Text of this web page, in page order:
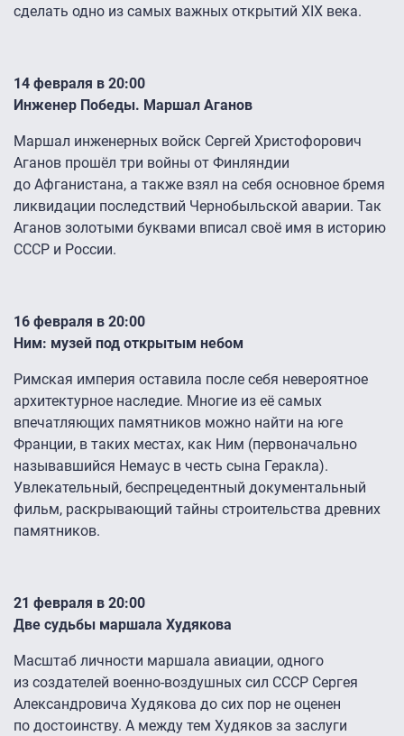
сделать одно из самых важных открытий XIX века.
14 февраля в 20:00
Инженер Победы. Маршал Аганов
Маршал инженерных войск Сергей Христофорович
Аганов прошёл три войны от Финляндии
до Афганистана, а также взял на себя основное бремя
ликвидации последствий Чернобыльской аварии. Так
Аганов золотыми буквами вписал своё имя в историю
СССР и России.
16 февраля в 20:00
Ним: музей под открытым небом
Римская империя оставила после себя невероятное
архитектурное наследие. Многие из её самых
впечатляющих памятников можно найти на юге
Франции, в таких местах, как Ним (первоначально
называвшийся Немаус в честь сына Геракла).
Увлекательный, беспрецедентный документальный
фильм, раскрывающий тайны строительства древних
памятников.
21 февраля в 20:00
Две судьбы маршала Худякова
Масштаб личности маршала авиации, одного
из создателей военно-воздушных сил СССР Сергея
Александровича Худякова до сих пор не оценен
по достоинству. А между тем Худяков за заслуги